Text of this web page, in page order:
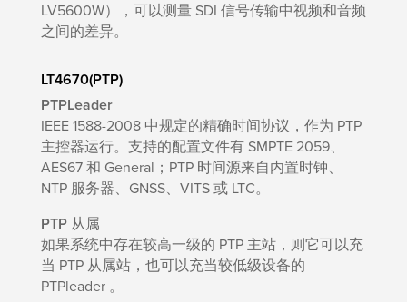
LV5600W），可以测量 SDI 信号传输中视频和音频
之间的差异。
LT4670(PTP)
PTPLeader
IEEE 1588-2008 中规定的精确时间协议，作为 PTP
主控器运行。支持的配置文件有 SMPTE 2059、
AES67 和 General；PTP 时间源来自内置时钟、
NTP 服务器、GNSS、VITS 或 LTC。
PTP 从属
如果系统中存在较高一级的 PTP 主站，则它可以充
当 PTP 从属站，也可以充当较低级设备的
PTPleader 。